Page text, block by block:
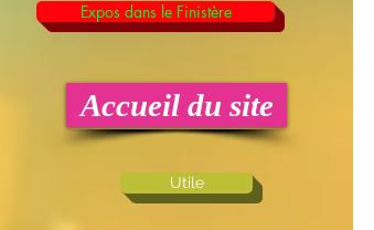
Expos dans le Finistère
Accueil du site
Utile